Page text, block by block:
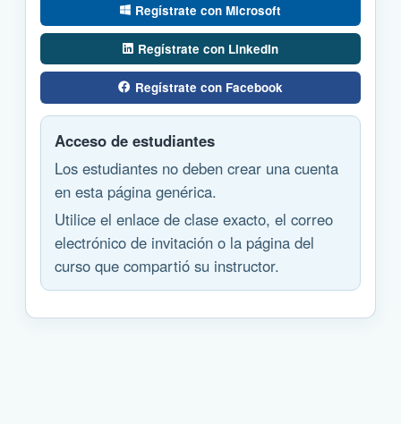
Regístrate con Microsoft
Regístrate con LinkedIn
Regístrate con Facebook
Acceso de estudiantes
Los estudiantes no deben crear una cuenta
en esta página genérica.
Utilice el enlace de clase exacto, el correo
electrónico de invitación o la página del
curso que compartió su instructor.